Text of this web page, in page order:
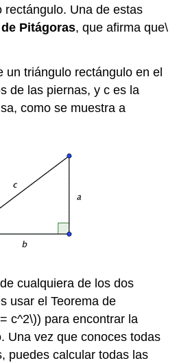
rectángulo. Una de estas
Pitágoras, que afirma que\
un triángulo rectángulo en el
de las piernas, y c es la
como se muestra a
cualquiera de los dos
usar el Teorema de
c^2\)) para encontrar la
Una vez que conoces todas
puedes calcular todas las